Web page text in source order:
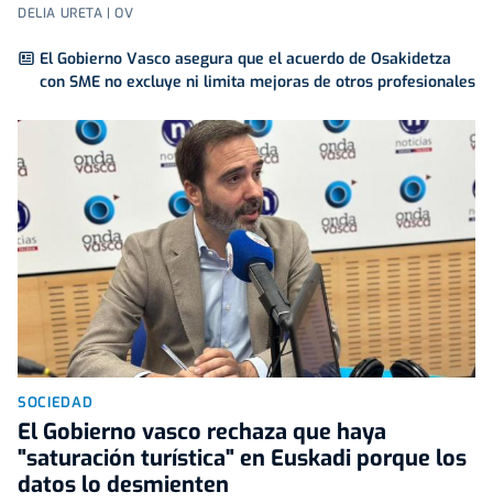
DELIA URETA | OV
El Gobierno Vasco asegura que el acuerdo de Osakidetza
con SME no excluye ni limita mejoras de otros profesionales
SOCIEDAD
El Gobierno vasco rechaza que haya
"saturación turística" en Euskadi porque los
datos lo desmienten